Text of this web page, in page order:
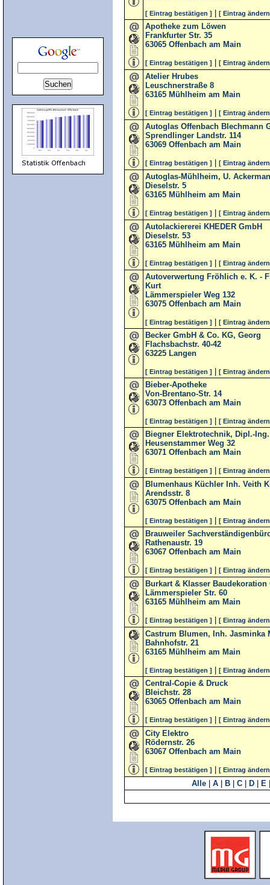
[ Eintrag bestätigen ] [ Eintrag
Apotheke zum Löwen
Frankfurter Str. 35
63065 Offenbach am Main
[ Eintrag bestätigen ] [ Eintrag
Atelier Hrubes
Leuschnerstraße 8
63165 Mühlheim am Main
[ Eintrag bestätigen ] [ Eintrag
Autoglas Offenbach Blechmann
Sprendlinger Landstr. 114
63069 Offenbach am Main
[ Eintrag bestätigen ] [ Eintrag
Autoglas-Mühlheim, U.
Dieselstr. 5
63165 Mühlheim am Main
[ Eintrag bestätigen ] [ Eintrag
Autolackiererei KHEDER GmbH
Dieselstr. 53
63165 Mühlheim am Main
[ Eintrag bestätigen ] [ Eintrag
Autoverwertung Fröhlich e. K. -
Kurt
Lämmerspieler Weg 132
63075 Offenbach am Main
[ Eintrag bestätigen ] [ Eintrag
Becker GmbH & Co. KG, Georg
Flachsbachstr. 40-42
63225 Langen
[ Eintrag bestätigen ] [ Eintrag
Bieber-Apotheke
Von-Brentano-Str. 14
63073 Offenbach am Main
[ Eintrag bestätigen ] [ Eintrag
Biegner Elektrotechnik, Dipl.-
Heusenstammer Weg 32
63071 Offenbach am Main
[ Eintrag bestätigen ] [ Eintrag
Blumenhaus Küchler Inh. Veith
Arendsstr. 8
63075 Offenbach am Main
[ Eintrag bestätigen ] [ Eintrag
Brauweiler
Rathenaustr. 19
63067 Offenbach am Main
[ Eintrag bestätigen ] [ Eintrag
Burkart & Klasser Baudekoration
Lämmerspieler Str. 60
63165 Mühlheim am Main
[ Eintrag bestätigen ] [ Eintrag
Castrum Blumen, Inh. Jasminka
Bahnhofstr. 21
63165 Mühlheim am Main
[ Eintrag bestätigen ] [ Eintrag
Central-Copie & Druck
Bleichstr. 28
63065 Offenbach am Main
[ Eintrag bestätigen ] [ Eintrag
City Elektro
Rödernstr. 26
63067 Offenbach am Main
[ Eintrag bestätigen ] [ Eintrag
Alle A B C D E